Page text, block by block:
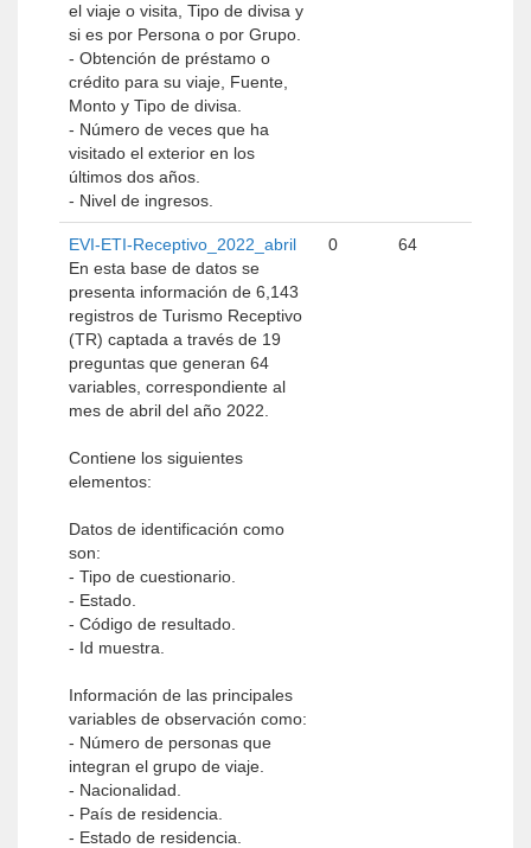
el viaje o visita, Tipo de divisa y
si es por Persona o por Grupo.
- Obtención de préstamo o
crédito para su viaje, Fuente,
Monto y Tipo de divisa.
- Número de veces que ha
visitado el exterior en los
últimos dos años.
- Nivel de ingresos.
EVI-ETI-Receptivo_2022_abril
En esta base de datos se
presenta información de 6,143
registros de Turismo Receptivo
(TR) captada a través de 19
preguntas que generan 64
variables, correspondiente al
mes de abril del año 2022.
Contiene los siguientes
elementos:
Datos de identificación como
son:
- Tipo de cuestionario.
- Estado.
- Código de resultado.
- Id muestra.
Información de las principales
variables de observación como:
- Número de personas que
integran el grupo de viaje.
- Nacionalidad.
- País de residencia.
- Estado de residencia.
0 64